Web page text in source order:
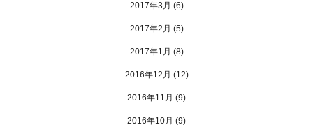
2017年3月 (6)
2017年2月 (5)
2017年1月 (8)
2016年12月 (12)
2016年11月 (9)
2016年10月 (9)